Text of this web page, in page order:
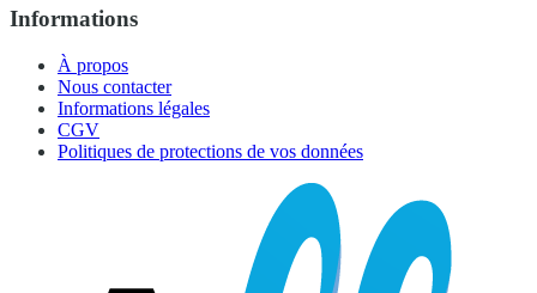
Informations
À propos
Nous contacter
Informations légales
CGV
Politiques de protections de vos données